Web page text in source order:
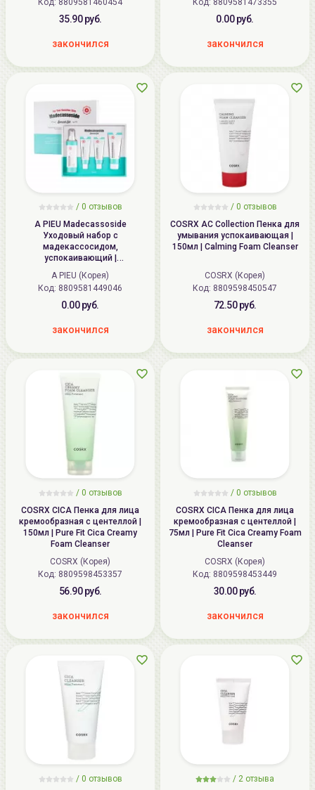
Код: 8809581460454
35.90 руб.
закончился
Autistar
Код: 8809581473355
0.00 руб.
закончился
/ 0 отзывов
A PIEU Madecassoside
Уходовый набор с
мадекассосидом,
успокаивающий |
200мл+100мл+50мл+50мл |
APIEU Madecassoside Special
Set
A PIEU (Корея)
Код: 8809581449046
0.00 руб.
закончился
/ 0 отзывов
COSRX AC Collection Пенка для
умывания успокаивающая |
150мл | Calming Foam Cleanser
COSRX (Корея)
Код: 8809598450547
72.50 руб.
закончился
/ 0 отзывов
COSRX CICA Пенка для лица
кремообразная с центеллой |
150мл | Pure Fit Cica Creamy
Foam Cleanser
COSRX (Корея)
Код: 8809598453357
56.90 руб.
закончился
/ 0 отзывов
COSRX CICA Пенка для лица
кремообразная с центеллой |
75мл | Pure Fit Cica Creamy Foam
Cleanser
COSRX (Корея)
Код: 8809598453449
30.00 руб.
закончился
/ 0 отзывов
/ 2 отзыва